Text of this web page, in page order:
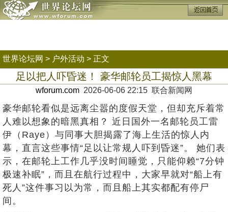
世界论坛网 > 户外活动 > 正文
足以把人吓昏迷！ 豪华邮轮员工揭惊人黑幕
wforum.com 2026-06-06 22:15 联合新闻网
豪华邮轮看似是远离尘嚣的度假天堂，但却充斥着常
人难以想象的暗黑真相？ 近日国外一名邮轮员工雷
伊（Raye）与同事大胆揭露了海上生活的惊人内
幕，直言这些事情“足以让常规人吓到昏迷”。 她们表
示，在邮轮上工作几乎没时间睡觉，只能仰赖“7分钟
极速补眠”，而且在航行过程中，大家早就对“船上有
死人”这件事习以为常，而且船上其实都配有停尸
间。